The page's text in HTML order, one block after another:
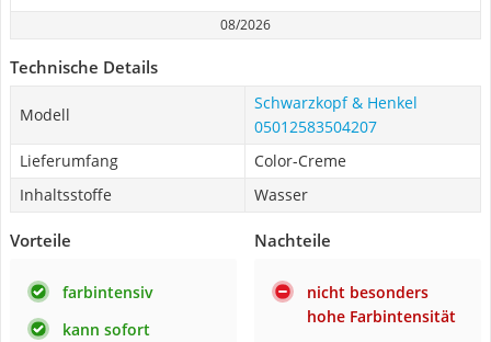
08/2026
Technische Details
Modell
‎Schwarzkopf & Henkel
05012583504207
Lieferumfang
Color-Creme
Inhaltsstoffe
Wasser
Vorteile
farbintensiv
kann sofort
Nachteile
nicht besonders
hohe Farbintensität